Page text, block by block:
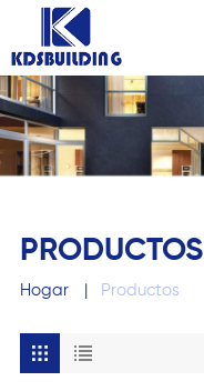
PRODUCTOS
Hogar | Productos